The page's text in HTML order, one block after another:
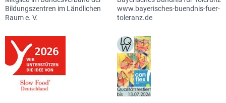
Bildungszentren im Ländlichen
Raum e. V.
www.bayerisches-buendnis-fuer-
toleranz.de